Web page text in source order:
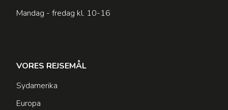
Mandag - fredag kl. 10-16
VORES REJSEMÅL
Sydamerika
Europa